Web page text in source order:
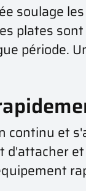
soulage
plates
période.
continu et